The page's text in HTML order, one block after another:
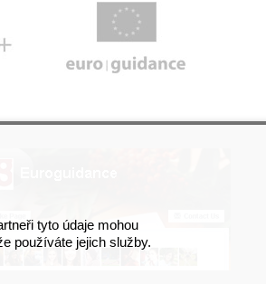
tyto údaje mohou
používáte jejich služby.